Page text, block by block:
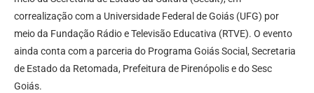
correalização com a Universidade Federal de Goiás (UFG) por
meio da Fundação Rádio e Televisão Educativa (RTVE). O evento
ainda conta com a parceria do Programa Goiás Social, Secretaria
de Estado da Retomada, Prefeitura de Pirenópolis e do Sesc
Goiás.